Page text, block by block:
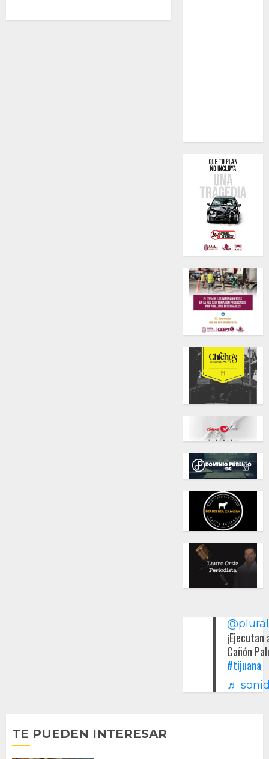
Cañón
#tijuana
♬
TE PUEDEN INTERESAR